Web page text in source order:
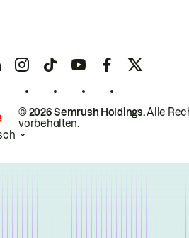
© 2026 Semrush Holdings.Alle
vorbehalten.